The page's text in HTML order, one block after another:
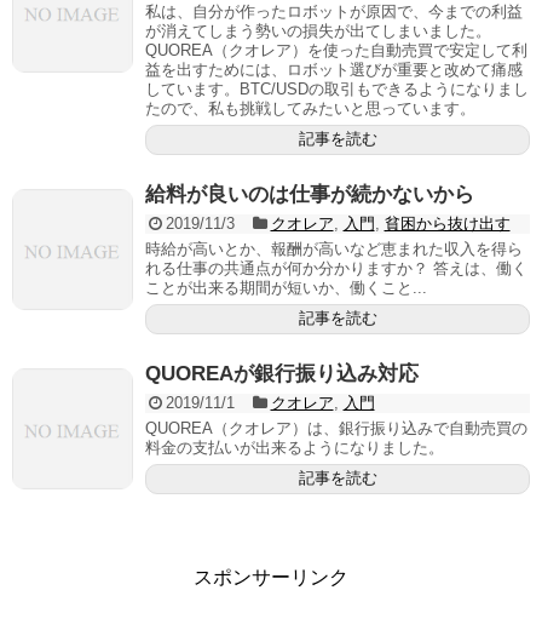
私は、自分が作ったロボットが原因で、今までの利益
が消えてしまう勢いの損失が出てしまいました。
QUOREA（クオレア）を使った自動売買で安定して利
益を出すためには、ロボット選びが重要と改めて痛感
しています。BTC/USDの取引もできるようになりまし
たので、私も挑戦してみたいと思っています。
記事を読む
給料が良いのは仕事が続かないから
2019/11/3 クオレア 入門
貧困から抜け出す
時給が高いとか、報酬が高いなど恵まれた収入を得ら
れる仕事の共通点が何か分かりますか？ 答えは、働く
ことが出来る期間が短いか、働くこと...
記事を読む
QUOREAが銀行振り込み対応
2019/11/1 クオレア
入門
QUOREA（クオレア）は、銀行振り込みで自動売買の
料金の支払いが出来るようになりました。
記事を読む
スポンサーリンク